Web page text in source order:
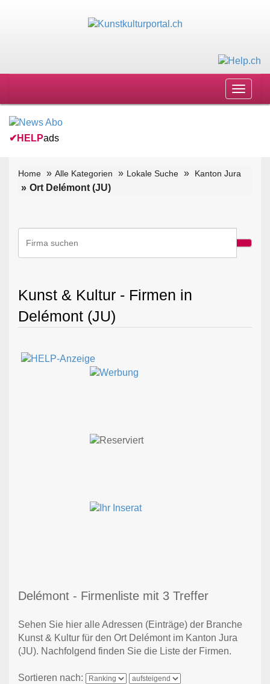
Toggle
✔ HELPads
Home Alle Kategorien Lokale Suche Kanton Jura
Ort Delémont (JU)
Kunst & Kultur - Firmen in
Delémont (JU)
Delémont - Firmenliste mit 3 Treffer
Sehen Sie hier alle Adressen (Einträge) der Branche
Kunst & Kultur für den Ort Delémont im Kanton Jura
(JU). Nachfolgend finden Sie die Liste der Firmen.
Sortieren nach: